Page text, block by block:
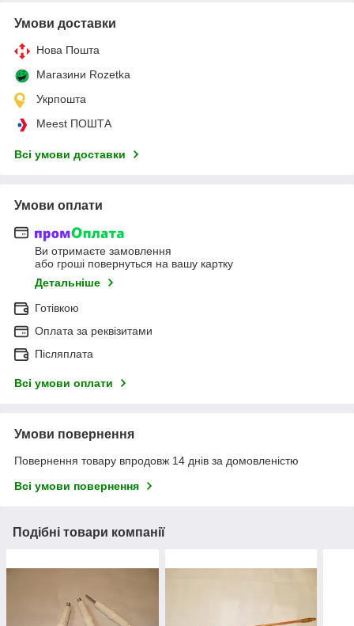
Умови доставки
Нова Пошта
Магазини Rozetka
Укрпошта
Meest ПОШТА
Всі умови доставки
Умови оплати
Ви отримаєте замовлення
або гроші повернуться на вашу картку
Детальніше
Готівкою
Оплата за реквізитами
Післяплата
Всі умови оплати
Умови повернення
Повернення товару впродовж 14 днів за домовленістю
Всі умови повернення
Подібні товари компанії